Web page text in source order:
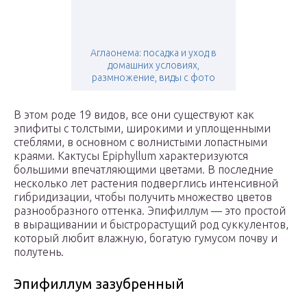
Аглаонема: посадка и уход в
домашних условиях,
размножение, виды с фото
В этом роде 19 видов, все они существуют как
эпифиты с толстыми, широкими и уплощенными
стеблями, в основном с волнистыми лопастными
краями. Кактусы Epiphyllum характеризуются
большими впечатляющими цветами. В последние
несколько лет растения подверглись интенсивной
гибридизации, чтобы получить множество цветов
разнообразного оттенка. Эпифиллум — это простой
в выращивании и быстрорастущий род суккулентов,
который любит влажную, богатую гумусом почву и
полутень.
Эпифиллум зазубренный